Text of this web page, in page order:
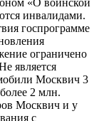
«О воинской
инвалидами.
госпрограмме
ограничено
является
Москвич 3
2 млн.
Москвич и у
с